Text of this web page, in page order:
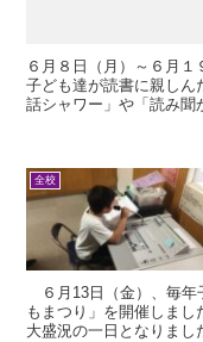
６月８日（月）～６月１
子ども達が読書に親しん
話シャワー」や「読み聞
全校
６月13日（金）、毎年
もまつり」を開催しまし
大盛況の一日となりました。 各学年が趣向を凝らしたコ